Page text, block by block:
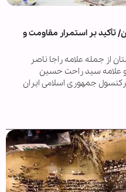
تأکید بر استمرار مقاومت و
از جمله علامه راجا ناصر
علامه سید راحت حسین
جمهوری اسلامی ایران